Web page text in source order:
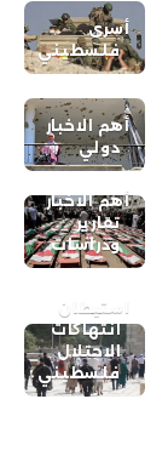
أسرى
فلسطيني
أهم الاخبار
دولي
أهم الاخبار
تقارير
ودراسات
استيطان
انتهاكات
الاحتلال
فلسطيني